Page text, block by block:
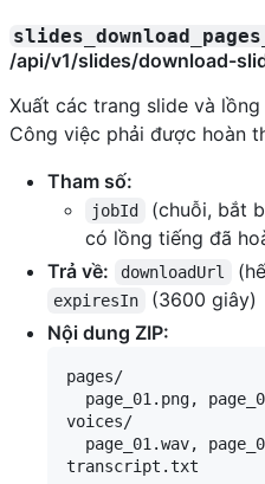
/api/v1/slides/download-
Xuất các trang slide và
Công việc phải được hoàn
Tham số:
jobId
(chuỗi, bắt
có lồng tiếng đã
Trả về:
downloadUrl
expiresIn
(3600 giây)
Nội dung ZIP:
pages/
page_01.png,
voices/
page_01.wav,